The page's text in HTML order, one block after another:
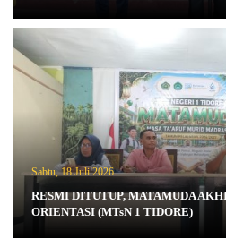
Sabtu, 18 Juli 2026
RESMI DITUTUP, MATAMUDA
ORIENTASI (MTsN 1 TIDORE)